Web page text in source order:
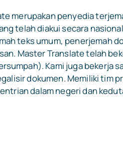
merupakan penyedia
telah diakui secara
teks umum, penerjemah
Master Translate telah
Kami juga bekerja
dokumen. Memiliki tim
dalam negeri dan